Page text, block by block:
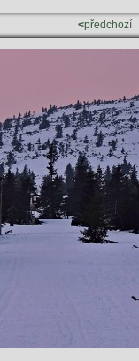
<předchozí